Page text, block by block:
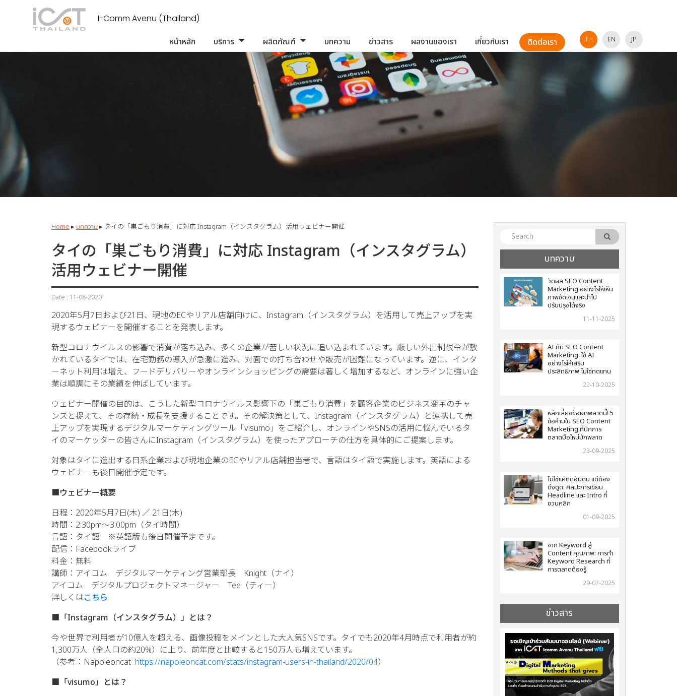
I-Comm Avenu (Thailand)
หน้าหลัก บริการ ผลิตภัณฑ์ บทความ ข่าวสาร ผลงานของเรา เกี่ยวกับเรา ติดต่อเรา TH EN JP
Home▸บทความ▸ タイの「巣ごもり消費」に対応 Instagram（インスタグラム）活用ウェビナー開催
タイの「巣ごもり消費」に対応 Instagram（インスタグラム）
活用ウェビナー開催
Date : 11-08-2020
2020年5月7日および21日、現地のECやリアル店舗向けに、Instagram（インスタグラム）を活用して売上アップを実
現するウェビナーを開催することを発表します。
新型コロナウイルスの影響で消費が落ち込み、多くの企業が苦しい状況に追い込まれています。厳しい外出制限令が敷
かれているタイでは、在宅勤務の導入が急激に進み、対面での打ち合わせや販売が困難になっています。逆に、インタ
ーネット利用は増え、フードデリバリーやオンラインショッピングの需要は著しく増加するなど、オンラインに強い企
業は順調にその業績を伸ばしています。
ウェビナー開催の目的は、こうした新型コロナウイルス影響下の「巣ごもり消費」を顧客企業のビジネス変革のチャ
ンスと捉えて、その存続・成長を支援することです。その解決策として、Instagram（インスタグラム）と連携して売
上アップを実現するデジタルマーケティングツール「visumo」をご紹介し、オンラインやSNSの活用に悩んでいるタ
イのマーケッターの皆さんにInstagram（インスタグラム）を使ったアプローチの仕方を具体的にご提案します。
対象はタイに進出する日系企業および現地企業のECやリアル店舗担当者で、言語はタイ語で実施します。英語による
ウェビナーも後日開催予定です。
■ウェビナー概要
日程：2020年5月7日(木) ／ 21日(木)
時間：2:30pm〜3:00pm（タイ時間）
言語：タイ語 ※英語版も後日開催予定です。
配信：Facebookライブ
料金：無料
講師：アイコム デジタルマーケティング営業部長 Knight（ナイ）
アイコム デジタルプロジェクトマネージャー Tee（ティー）
詳しくはこちら
■「Instagram（インスタグラム）」とは？
今や世界で利用者が10億人を超える、画像投稿をメインとした大人気SNSです。タイでも2020年4月時点で利用者が約
1,300万人（全人口の約20%）に上り、前年度と比較すると150万人も増えています。
（参考：Napoleoncat https://napoleoncat.com/stats/instagram-users-in-thailand/2020/04）
■「visumo」とは？
บทความ
วัดผล SEO Content
Marketing อย่างไรให้เห็น
ภาพชัดเจนและนำไป
ปรับปรุงได้จริง
11-11-2025
AI กับ SEO Content
Marketing: ใช้ AI
อย่างไรให้เสริม
ประสิทธิภาพ ไม่ใช่ทดแทน
22-10-2025
หลีกเลี่ยงข้อผิดพลาดนี้! 5
ข้อห้ามใน SEO Content
Marketing ที่นักการ
ตลาดมือใหม่มักพลาด
23-09-2025
ไม่ใช่แค่ติดอันดับ แต่ต้อง
ดึงดูด: ศิลปะการเขียน
Headline และ Intro ที่
ชวนคลิก
01-09-2025
จาก Keyword สู่
Content คุณภาพ: การทำ
Keyword Research ที่
การตลาดต้องรู้
29-07-2025
ข่าวสาร